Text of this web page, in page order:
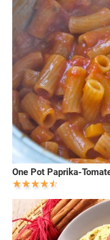
One Pot Paprika-